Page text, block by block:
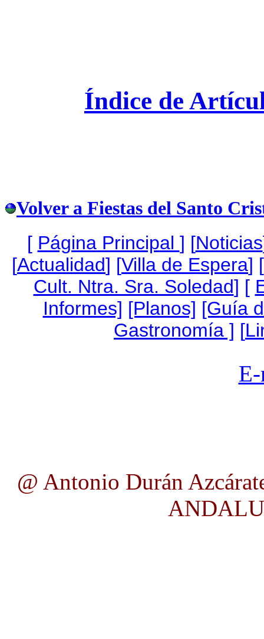
Índice de
Volver a Fiestas del Santo
[ Página Principal ] [Noticias
[Actualidad] [Villa de Espera] [
Cult. Ntra. Sra. Soledad] [
Informes] [Planos] [Guía
Gastronomía ] [
@ Antonio Durán